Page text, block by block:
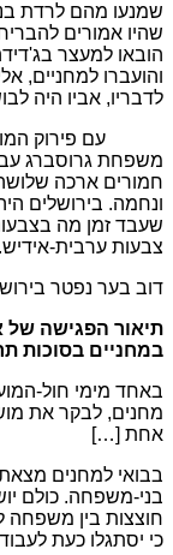
שמנעו מהם לרדת
שהיו אמורים
הובאו למעצר
לדבריו, אביו היה
משפחת גרוסברג
חמורים ארכה שלושה
ונחמה. בירושלים
שעבד זמן מה
צבעות ערבית-אידיש.
דוב בער נפטר
תיאור הפגישה של
במחניים בסוכות תר"ס
באחד מימי חול-
מחנים, לבקר את
אחת […]
בבואי למחנים
בני-משפחה. כולם
חוצצות בין משפחה
כי יסתגלו כעת